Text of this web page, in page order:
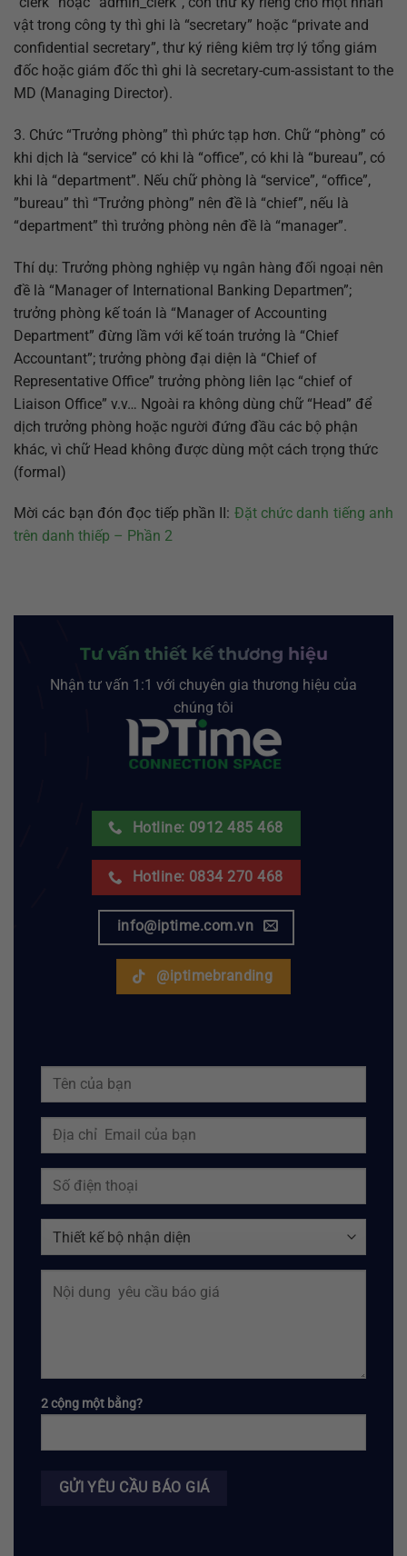
vật trong công ty thì ghi là “secretary” hoặc “private and
confidential secretary”, thư ký riêng kiêm trợ lý tổng giám
đốc hoặc giám đốc thì ghi là secretary-cum-assistant to the
MD (Managing Director).
3. Chức “Trưởng phòng” thì phức tạp hơn. Chữ “phòng” có
khi dịch là “service” có khi là “office”, có khi là “bureau”, có
khi là “department”. Nếu chữ phòng là “service”, “office”,
”bureau” thì “Trưởng phòng” nên đề là “chief”, nếu là
“department” thì trưởng phòng nên đề là “manager”.
Thí dụ: Trưởng phòng nghiệp vụ ngân hàng đối ngoại nên
đề là “Manager of International Banking Departmen”;
trưởng phòng kế toán là “Manager of Accounting
Department” đừng lầm với kế toán trưởng là “Chief
Accountant”; trưởng phòng đại diện là “Chief of
Representative Office” trưởng phòng liên lạc “chief of
Liaison Office” v.v… Ngoài ra không dùng chữ “Head” để
dịch trưởng phòng hoặc người đứng đầu các bộ phận
khác, vì chữ Head không được dùng một cách trọng thức
(formal)
Mời các bạn đón đọc tiếp phần II: Đặt chức danh tiếng anh
trên danh thiếp – Phần 2
Tư vấn thiết kế thương hiệu
Nhận tư vấn 1:1 với chuyên gia thương hiệu của
chúng tôi
Hotline: 0912 485 468
Hotline: 0834 270 468
info@iptime.com.vn
@iptimebranding
2 cộng một bằng?